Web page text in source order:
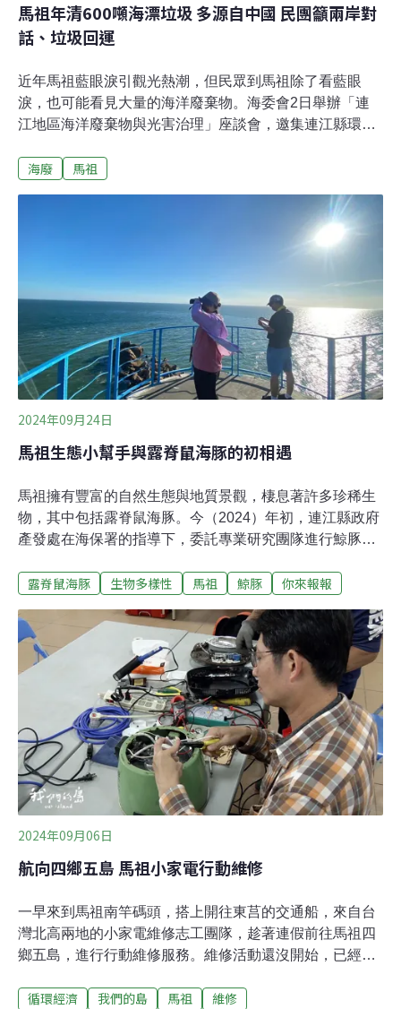
馬祖年清600噸海漂垃圾 多源自中國 民團籲兩岸對
話、垃圾回運
近年馬祖藍眼淚引觀光熱潮，但民眾到馬祖除了看藍眼
淚，也可能看見大量的海洋廢棄物。海委會2日舉辦「連
江地區海洋廢棄物與光害治理」座談會，邀集連江縣環境
祖一年處理高達600噸海洋廢棄物，且來源多為中國。台
源垃圾退運回中國、舉辦兩岸環境論壇等方式，促進當地
垃圾處理。每年清理600噸海洋廢棄物 透過教育推行源頭
減量連江縣環境資源局副局長林宜華指出，受季風與洋流
地的沙灘與礁石區。馬祖近5年平均每年辦理630場淨灘、
動員6000多人，清理的垃圾量高達600噸，且多數源自中
國，種類包含養殖業碎裂的保麗龍顆粒及醫療廢棄物等。
在這些廢棄物中，可回收資源僅佔5.73%，其中寶特瓶比
例超過九成。若不處理，這些海廢將隨海流持續南漂，影
響金門、澎湖等地區。
海廢 馬祖
2024年09月24日
馬祖生態小幫手與露脊鼠海豚的初相遇
馬祖擁有豐富的自然生態與地質景觀，棲息著許多珍稀生
物，其中包括露脊鼠海豚。今（2024）年初，連江縣政府
產發處在海保署的指導下，委託專業研究團隊進行鯨豚陸
在提升對露脊鼠海豚的了解，同時希望將研究成果「在地
3月起，研究團隊陸續招募了多位對鯨豚生態充滿熱情的
馬祖當地民眾，包括本地居民及在馬工作者，共同協助進
行露脊鼠海豚的陸地觀測。這些生態小幫手的參與，不僅
提升了研究資料的完整性，也加深了我們對露脊鼠海豚及
其環境動態的了解。以下是幾位小幫手的心聲和經歷：雅
涵來自台灣，目前在馬祖定居，這是她第一次參與鯨豚相
關工作。她平時也積極參與其他領域的活動，如馬祖地質
導覽學習，這些經驗讓她對環境保護有了更全面的理解。
雅涵表示：「自從參與了鯨豚觀測工作後，我更加意識到
每個人都應該負起環境保護的責任。當我第一次看到
露脊鼠海豚 生物多樣性 馬祖 鯨豚 你來報報
2024年09月06日
航向四鄉五島 馬祖小家電行動維修
一早來到馬祖南竿碼頭，搭上開往東莒的交通船，來自台
灣北高兩地的小家電維修志工團隊，趁著連假前往馬祖四
鄉五島，進行行動維修服務。維修活動還沒開始，已經有
的家電拿過來。不同家電，遇到的狀況可能類似、可能不
循環經濟 我們的島 馬祖 維修